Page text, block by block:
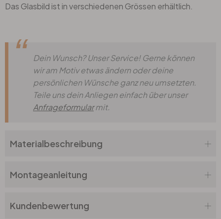
Das Glasbild ist in verschiedenen Grössen erhältlich.
Dein Wunsch? Unser Service! Gerne können
wir am Motiv etwas ändern oder deine
persönlichen Wünsche ganz neu umsetzten.
Teile uns dein Anliegen einfach über unser
Anfrageformularmit.
Materialbeschreibung
Montageanleitung
Kundenbewertung